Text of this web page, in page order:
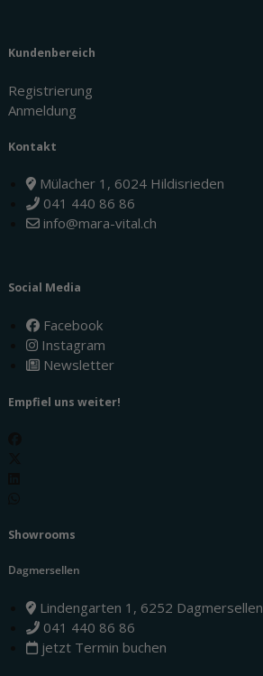
Kundenbereich
Registrierung
Anmeldung
Kontakt
Mülacher 1, 6024 Hildisrieden
041 440 86 86
info@mara-vital.ch
Social Media
Facebook
Instagram
Newsletter
Empfiel uns weiter!
Showrooms
Dagmersellen
Lindengarten 1, 6252 Dagmersellen
041 440 86 86
jetzt Termin buchen